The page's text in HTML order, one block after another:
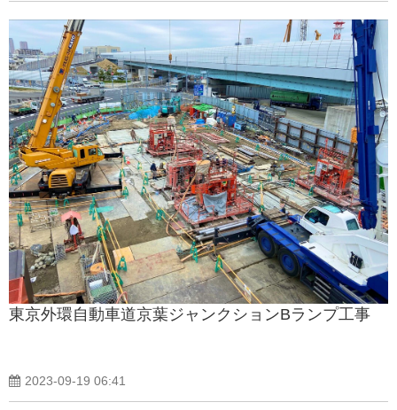
東京外環自動車道京葉ジャンクションBランプ工事
2023-09-19 06:41